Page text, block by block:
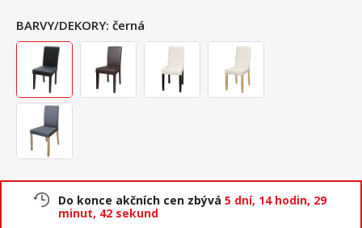
BARVY/DEKORY: černá
Do konce akčních cen zbývá 5 dní, 14 hodin, 29
minut, 41 sekund